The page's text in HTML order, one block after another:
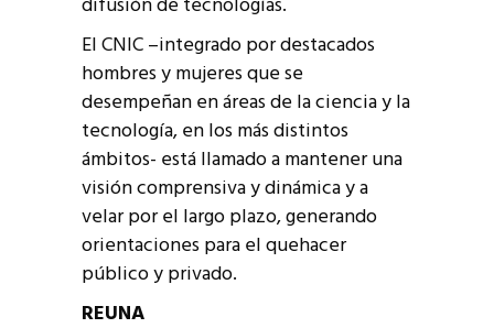
El CNIC –integrado por destacados
hombres y mujeres que se
desempeñan en áreas de la ciencia y la
tecnología, en los más distintos
ámbitos- está llamado a mantener una
visión comprensiva y dinámica y a
velar por el largo plazo, generando
orientaciones para el quehacer
público y privado.
REUNA